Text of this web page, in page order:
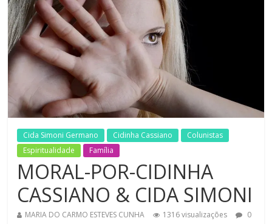
Cida Simoni Germano Cidinha Cassiano
Colunistas
Espiritualidade
Família
MORAL-POR-CIDINHA
CASSIANO & CIDA SIMONI
MARIA DO CARMO ESTEVES CUNHA 1316 visualizações
0